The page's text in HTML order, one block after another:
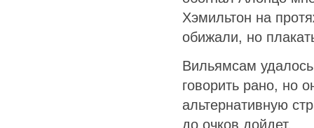
Хэмильтон на
обижали, но
Вильямсам
говорить рано, но
альтернативную
до очков дойдет.